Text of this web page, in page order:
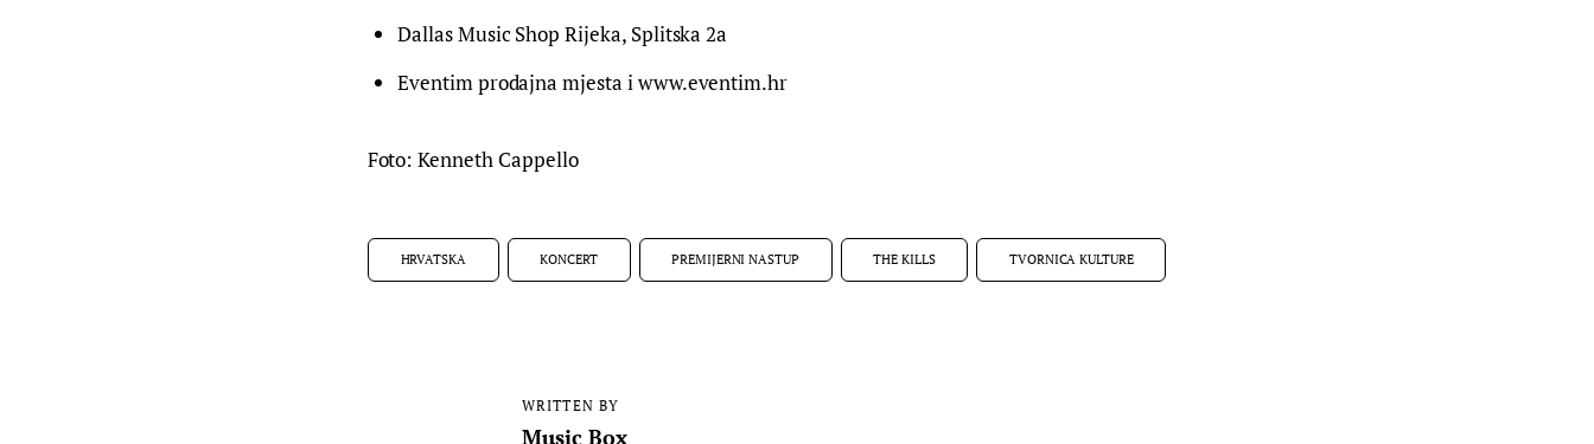
Dallas Music Shop Rijeka, Splitska 2a
Eventim prodajna mjesta i www.eventim.hr
Foto: Kenneth Cappello
HRVATSKA KONCERT PREMIJERNI NASTUP THE KILLS TVORNICA KULTURE
WRITTEN BY
Music Box